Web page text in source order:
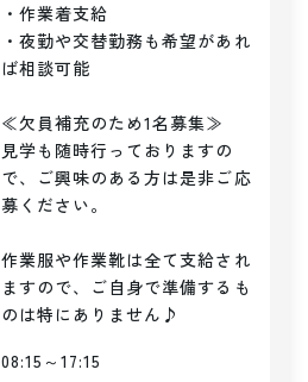
・作業着支給
・夜勤や交替勤務も希望があれ
ば相談可能
≪欠員補充のため1名募集≫
見学も随時行っておりますの
で、ご興味のある方は是非ご応
募ください。
作業服や作業靴は全て支給され
ますので、ご自身で準備するも
のは特にありません♪
08:15～17:15